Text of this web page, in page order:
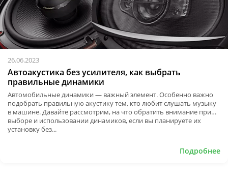
26.06.2023
Автоакустика без усилителя, как выбрать
правильные динамики
Автомобильные динамики — важный элемент. Особенно важно
подобрать правильную акустику тем, кто любит слушать музыку
в машине. Давайте рассмотрим, на что обратить внимание при
выборе и использовании динамиков, если вы планируете их
установку без...
Подробнее